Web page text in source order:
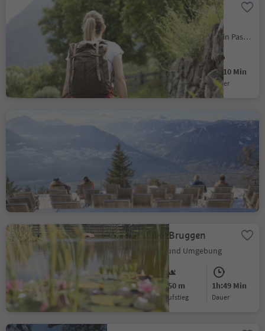
Andreas-Hofer-Rundweg
in St. Leonhard
St. Leonhard i.P., St.Leonhard in Passeier, Meran und Umgebung
Leicht
Schwierigkeitsgrad
98 m
Aufstieg
1h:10 Min
Dauer
Knottnkinowanderung ab
Vöran
Vöran, Meran und Umgebung
Mittel
Schwierigkeitsgrad
300 m
Aufstieg
2h:15 Min
Zum Weiher Bruggen
Vöran, Meran und Umgebung
Leicht
Schwierigkeitsgrad
250 m
Aufstieg
1h:49 Min
Dauer